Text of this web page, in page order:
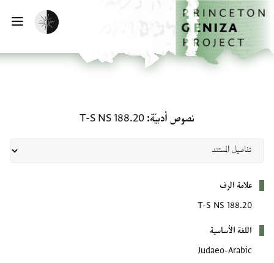
إلى المحتوى الرئيسي
الرئيسية
تفعيل الوضع المظلم
نصوص أدبيّة T-S NS 188.20
علامة الرف
T-S NS 188.20
اللغة الأساسية
Judaeo-Arabic